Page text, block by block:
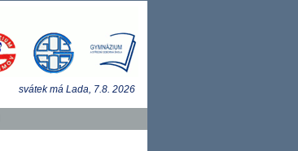
svátek má Lada, 7.8. 2026